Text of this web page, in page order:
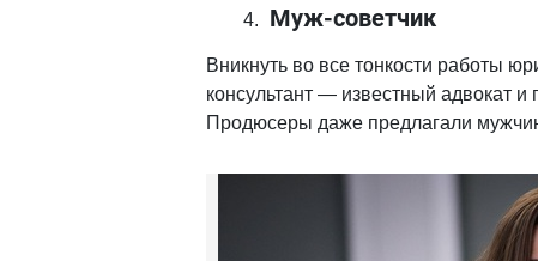
Муж-советчик
Вникнуть во все тонкости работы
консультант — известный адвокат
Продюсеры даже предлагали